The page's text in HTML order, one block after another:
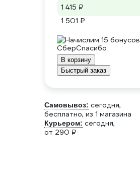
1 415 ₽
1 501 ₽
Начислим 15 бонусов
В корзину
Быстрый заказ
Самовывоз: сегодня,
бесплатно, из 1 магазина
Курьером: сегодня,
от 290 ₽